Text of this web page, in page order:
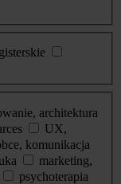
architektura
UX,
komunikacja
marketing,
psychoterapia